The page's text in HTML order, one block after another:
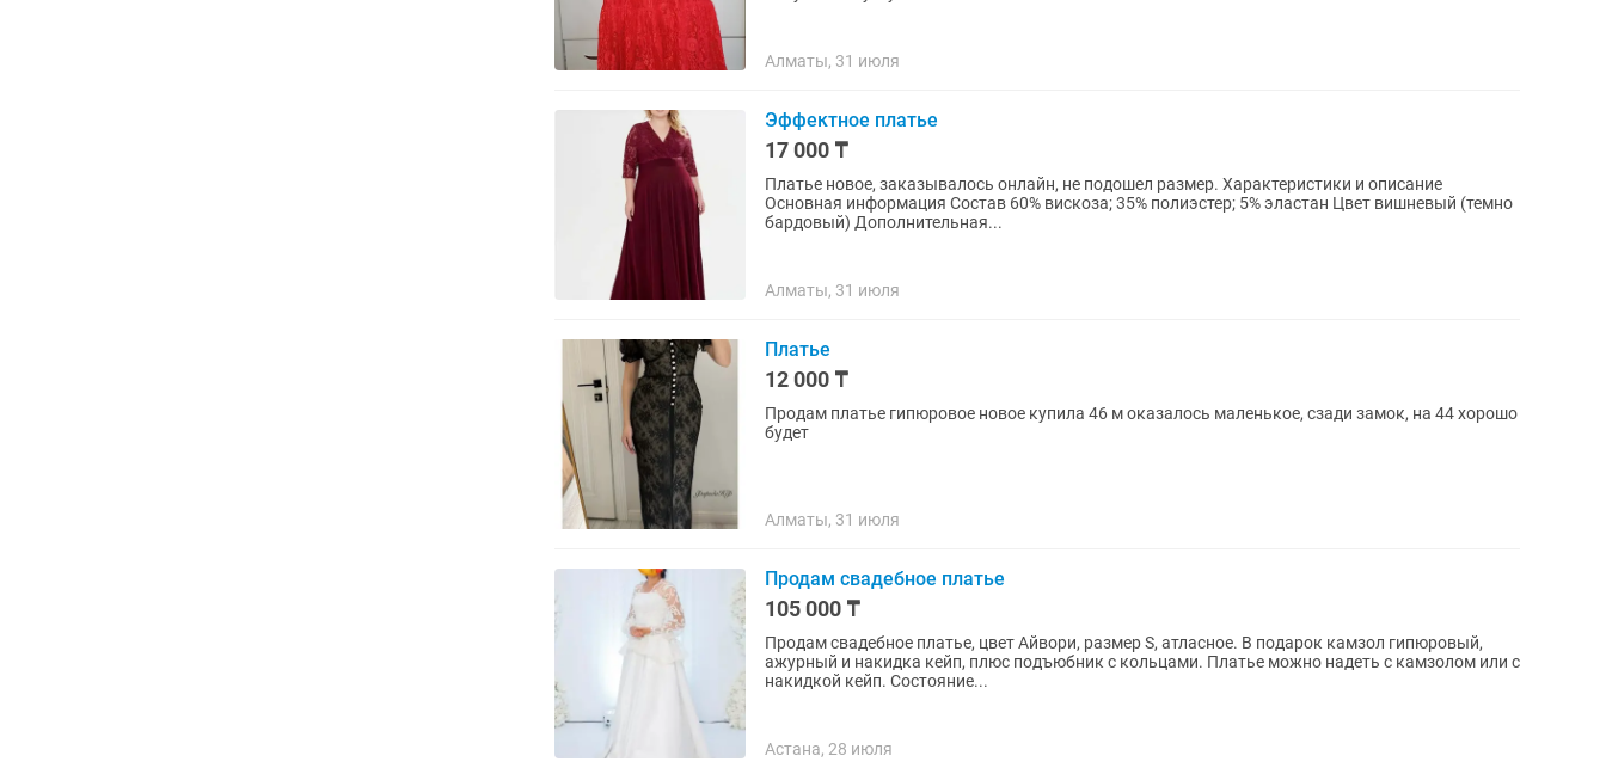
Алматы, 31 июля
Эффектное платье
17 000 ₸
Платье новое, заказывалось онлайн, не подошел размер. Характеристики и описание
Основная информация Состав 60% вискоза; 35% полиэстер; 5% эластан Цвет вишневый (темно
бардовый) Дополнительная...
Алматы, 31 июля
Платье
12 000 ₸
Продам платье гипюровое новое купила 46 м оказалось маленькое, сзади замок, на 44 хорошо
будет
Алматы, 31 июля
Продам свадебное платье
105 000 ₸
Продам свадебное платье, цвет Айвори, размер S, атласное. В подарок камзол гипюровый,
ажурный и накидка кейп, плюс подъюбник с кольцами. Платье можно надеть с камзолом или с
накидкой кейп. Состояние...
Астана, 28 июля